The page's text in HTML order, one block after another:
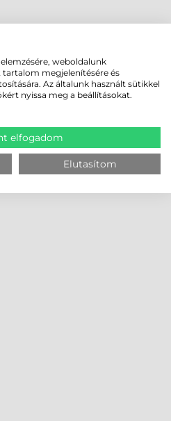
weboldalunk
tartalom megjelenítésére és
Az általunk használt sütikkel
nyissa meg a beállításokat.
elfogadom
Elutasítom